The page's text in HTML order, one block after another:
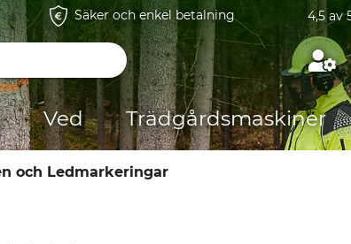
Säker och enkel betalning 4,5 av
Ved Trädgårdsmaskiner
och Ledmarkeringar